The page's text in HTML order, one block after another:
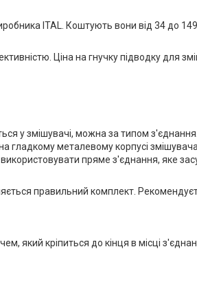
ITAL. Коштують вони від 34 до
Ціна на гнучку підводку для
у змішувачі, можна за типом
гладкому металевому корпусі
пряме з'єднання, яке
правильний комплект.
який кріпиться до кінця в місці